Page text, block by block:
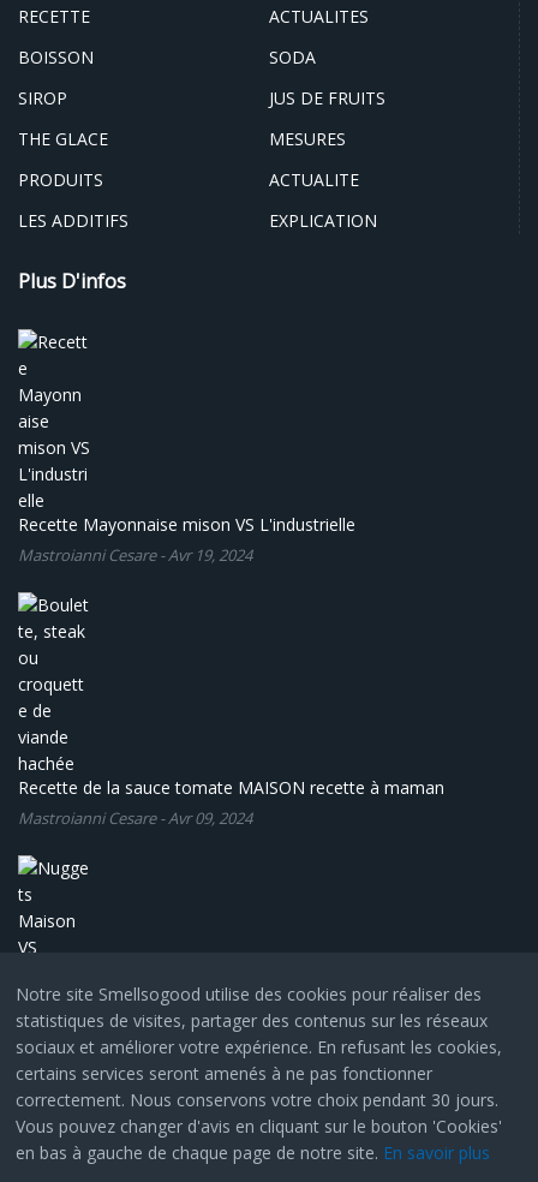
Notre site Smellsogood utilise des cookies pour réaliser des
statistiques de visites, partager des contenus sur les réseaux
sociaux et améliorer votre expérience. En refusant les cookies,
certains services seront amenés à ne pas fonctionner
correctement. Nous conservons votre choix pendant 30 jours.
Vous pouvez changer d'avis en cliquant sur le bouton 'Cookies'
en bas à gauche de chaque page de notre site. En savoir plus
RECETTE
ACTUALITES
BOISSON
SODA
SIROP
JUS DE FRUITS
THE GLACE
MESURES
PRODUITS
ACTUALITE
LES ADDITIFS
EXPLICATION
Plus D'infos
Recette Mayonnaise mison VS L'industrielle
Mastroianni Cesare-Avr 19, 2024
Recette de la sauce tomate MAISON recette à maman
Mastroianni Cesare-Avr 09, 2024
Nuggets Maison VS l'industriel
Mastroianni Cesare-Avr 02, 2024
© Copyright 2024, All Rights Reserved by SmartAddons.Com